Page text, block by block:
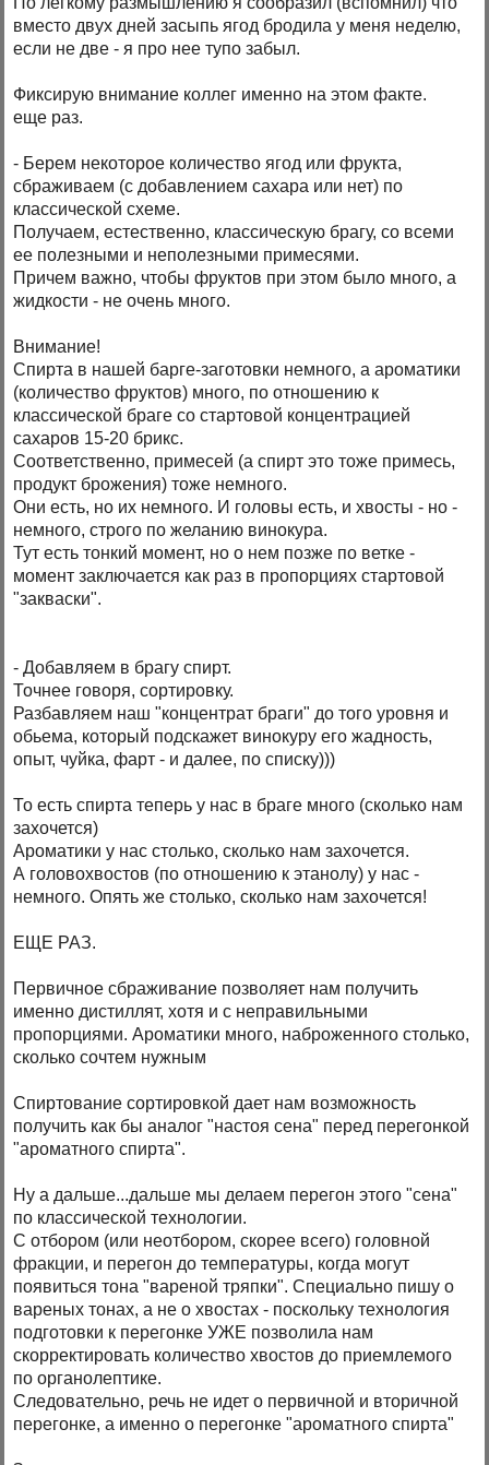
вместо двух дней засыпь ягод бродила у меня неделю,
если не две - я про нее тупо забыл.
Фиксирую внимание коллег именно на этом факте.
еще раз.
- Берем некоторое количество ягод или фрукта,
сбраживаем (с добавлением сахара или нет) по
классической схеме.
Получаем, естественно, классическую брагу, со всеми
ее полезными и неполезными примесями.
Причем важно, чтобы фруктов при этом было много, а
жидкости - не очень много.
Внимание!
Спирта в нашей барге-заготовки немного, а ароматики
(количество фруктов) много, по отношению к
классической браге со стартовой концентрацией
сахаров 15-20 брикс.
Соответственно, примесей (а спирт это тоже примесь,
продукт брожения) тоже немного.
Они есть, но их немного. И головы есть, и хвосты - но -
немного, строго по желанию винокура.
Тут есть тонкий момент, но о нем позже по ветке -
момент заключается как раз в пропорциях стартовой
"закваски".
- Добавляем в брагу спирт.
Точнее говоря, сортировку.
Разбавляем наш "концентрат браги" до того уровня и
обьема, который подскажет винокуру его жадность,
опыт, чуйка, фарт - и далее, по списку)))
То есть спирта теперь у нас в браге много (сколько нам
захочется)
Ароматики у нас столько, сколько нам захочется.
А головохвостов (по отношению к этанолу) у нас -
немного. Опять же столько, сколько нам захочется!
ЕЩЕ РАЗ.
Первичное сбраживание позволяет нам получить
именно дистиллят, хотя и с неправильными
пропорциями. Ароматики много, наброженного столько,
сколько сочтем нужным
Спиртование сортировкой дает нам возможность
получить как бы аналог "настоя сена" перед перегонкой
"ароматного спирта".
Ну а дальше...дальше мы делаем перегон этого "сена"
по классической технологии.
С отбором (или неотбором, скорее всего) головной
фракции, и перегон до температуры, когда могут
появиться тона "вареной тряпки". Специально пишу о
вареных тонах, а не о хвостах - поскольку технология
подготовки к перегонке УЖЕ позволила нам
скорректировать количество хвостов до приемлемого
по органолептике.
Следовательно, речь не идет о первичной и вторичной
перегонке, а именно о перегонке "ароматного спирта"